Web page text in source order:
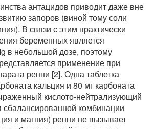
антацидов приводит даже вне
запоров (виной тому соли
В связи с этим практически
беременных является
в небольшой дозе, поэтому
применение при
ренни [2]. Одна таблетка
кальция и 80 мг карбоната
кислото-нейтрализующий
комбинации
и магния) ренни не вызывает